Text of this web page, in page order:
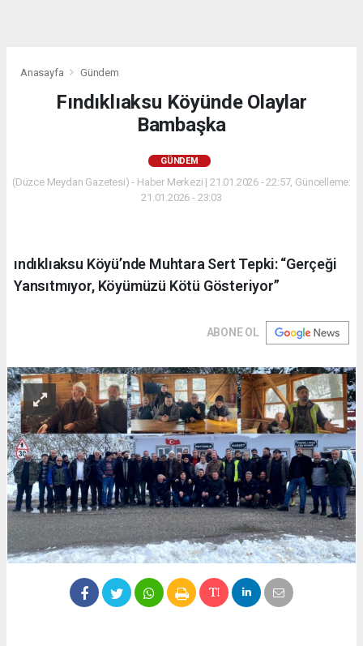
Anasayfa Gündem
Fındıklıaksu Köyünde Olaylar
Bambaşka
GÜNDEM
(Düzce Meydan Gazetesi) - Haber Merkezi | 21.01.2026 - 22:57, Güncelleme:
21.01.2026 - 23:03
ındıklıaksu Köyü’nde Muhtara Sert Tepki: “Gerçeği
Yansıtmıyor, Köyümüzü Kötü Gösteriyor”
ABONE OL